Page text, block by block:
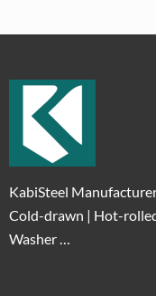
KabiSteel
Cold-drawn | Hot-
Washer …